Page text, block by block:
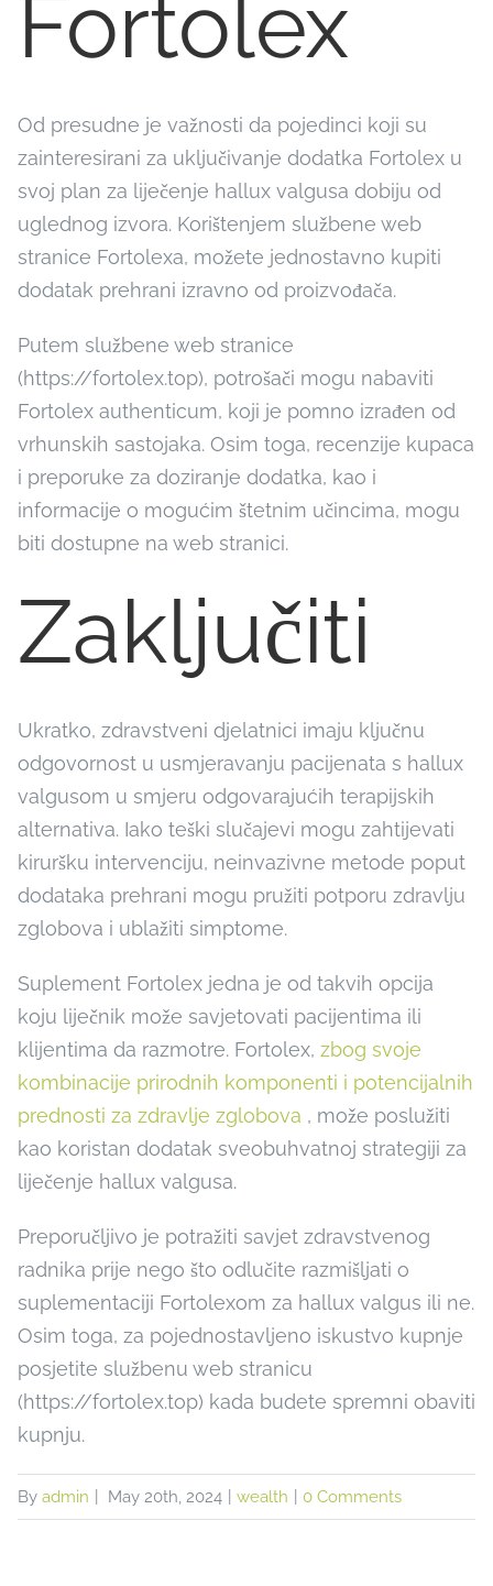
Fortolex
Od presudne je važnosti da pojedinci koji su
zainteresirani za uključivanje dodatka Fortolex u
svoj plan za liječenje hallux valgusa dobiju od
uglednog izvora. Korištenjem službene web
stranice Fortolexa, možete jednostavno kupiti
dodatak prehrani izravno od proizvođača.
Putem službene web stranice
(https://fortolex.top), potrošači mogu nabaviti
Fortolex authenticum, koji je pomno izrađen od
vrhunskih sastojaka. Osim toga, recenzije kupaca
i preporuke za doziranje dodatka, kao i
informacije o mogućim štetnim učincima, mogu
biti dostupne na web stranici.
Zaključiti
Ukratko, zdravstveni djelatnici imaju ključnu
odgovornost u usmjeravanju pacijenata s hallux
valgusom u smjeru odgovarajućih terapijskih
alternativa. Iako teški slučajevi mogu zahtijevati
kiruršku intervenciju, neinvazivne metode poput
dodataka prehrani mogu pružiti potporu zdravlju
zglobova i ublažiti simptome.
Suplement Fortolex jedna je od takvih opcija
koju liječnik može savjetovati pacijentima ili
klijentima da razmotre. Fortolex, zbog svoje
kombinacije prirodnih komponenti i potencijalnih
prednosti za zdravlje zglobova , može poslužiti
kao koristan dodatak sveobuhvatnoj strategiji za
liječenje hallux valgusa.
Preporučljivo je potražiti savjet zdravstvenog
radnika prije nego što odlučite razmišljati o
suplementaciji Fortolexom za hallux valgus ili ne.
Osim toga, za pojednostavljeno iskustvo kupnje
posjetite službenu web stranicu
(https://fortolex.top) kada budete spremni obaviti
kupnju.
By admin May 20th, 2024 wealth 0 Comments